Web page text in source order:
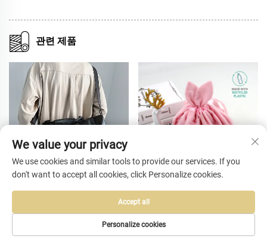
관련 제품
맞춤형 엠보스 프린트 로고 벨벳
주얼리 포장 파우치 대형 끈 조이
개 메이크업 보석 선물 가방 결혼
식 기념품 가방
장품 가방, 휴대용 지퍼 클로저,
패턴 및 자수 맞춤 지원, 메이크
파우치
We value your privacy
We use cookies and similar tools to provide our services. If you
don't want to accept all cookies, click Personalize cookies.
Personalize cookies
Accept all